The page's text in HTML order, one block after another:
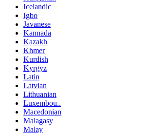
Icelandic
Igbo
Javanese
Kannada
Kazakh
Khmer
Kurdish
Kyrgyz
Latin
Latvian
Lithuanian
Luxembou..
Macedonian
Malagasy
Malay